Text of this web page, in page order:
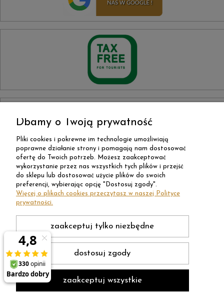
Sklep internetowy Shoper Premium
Dbamy o Twoją prywatność
Pliki cookies i pokrewne im technologie umożliwiają
poprawne działanie strony i pomagają nam dostosować
ofertę do Twoich potrzeb. Możesz zaakceptować
wykorzystanie przez nas wszystkich tych plików i przejść
do sklepu lub dostosować użycie plików do swoich
preferencji, wybierając opcję "Dostosuj zgody".
Więcej o plikach cookies przeczytasz w naszej Polityce
prywatności.
zaakceptuj tylko niezbędne
dostosuj zgody
zaakceptuj wszystkie